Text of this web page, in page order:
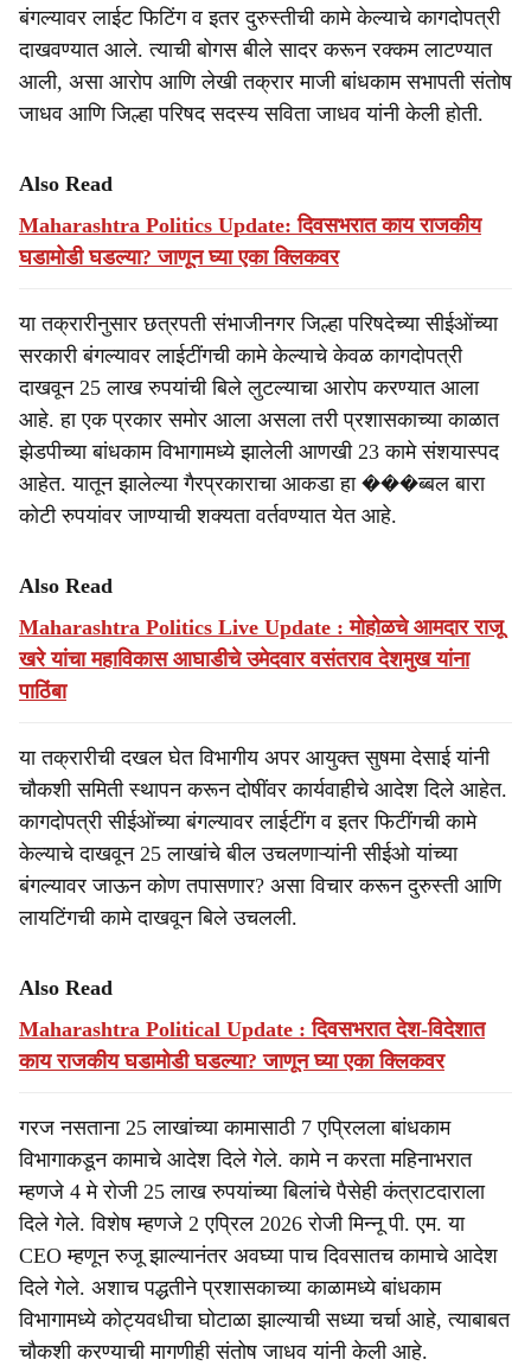
बंगल्यावर लाईट फिटिंग व इतर दुरुस्तीची कामे केल्याचे कागदोपत्री
दाखवण्यात आले. त्याची बोगस बीले सादर करून रक्कम लाटण्यात
आली, असा आरोप आणि लेखी तक्रार माजी बांधकाम सभापती संतोष
जाधव आणि जिल्हा परिषद सदस्य सविता जाधव यांनी केली होती.
Also Read
Maharashtra Politics Update: दिवसभरात काय राजकीय
घडामोडी घडल्या? जाणून घ्या एका क्लिकवर
या तक्रारीनुसार छत्रपती संभाजीनगर जिल्हा परिषदेच्या सीईओंच्या
सरकारी बंगल्यावर लाईटींगची कामे केल्याचे केवळ कागदोपत्री
दाखवून 25 लाख रुपयांची बिले लुटल्याचा आरोप करण्यात आला
आहे. हा एक प्रकार समोर आला असला तरी प्रशासकाच्या काळात
झेडपीच्या बांधकाम विभागामध्ये झालेली आणखी 23 कामे संशयास्पद
आहेत. यातून झालेल्या गैरप्रकाराचा आकडा हा ���ब्बल बारा
कोटी रुपयांवर जाण्याची शक्यता वर्तवण्यात येत आहे.
Also Read
Maharashtra Politics Live Update : मोहोळचे आमदार राजू
खरे यांचा महाविकास आघाडीचे उमेदवार वसंतराव देशमुख यांना
पाठिंबा
या तक्रारीची दखल घेत विभागीय अपर आयुक्त सुषमा देसाई यांनी
चौकशी समिती स्थापन करून दोषींवर कार्यवाहीचे आदेश दिले आहेत.
कागदोपत्री सीईओंच्या बंगल्यावर लाईटींग व इतर फिटींगची कामे
केल्याचे दाखवून 25 लाखांचे बील उचलणाऱ्यांनी सीईओ यांच्या
बंगल्यावर जाऊन कोण तपासणार? असा विचार करून दुरुस्ती आणि
लायटिंगची कामे दाखवून बिले उचलली.
Also Read
Maharashtra Political Update : दिवसभरात देश-विदेशात
काय राजकीय घडामोडी घडल्या? जाणून घ्या एका क्लिकवर
गरज नसताना 25 लाखांच्या कामासाठी 7 एप्रिलला बांधकाम
विभागाकडून कामाचे आदेश दिले गेले. कामे न करता महिनाभरात
म्हणजे 4 मे रोजी 25 लाख रुपयांच्या बिलांचे पैसेही कंत्राटदाराला
दिले गेले. विशेष म्हणजे 2 एप्रिल 2026 रोजी मिन्नू पी. एम. या
CEO म्हणून रुजू झाल्यानंतर अवघ्या पाच दिवसातच कामाचे आदेश
दिले गेले. अशाच पद्धतीने प्रशासकाच्या काळामध्ये बांधकाम
विभागामध्ये कोट्यवधीचा घोटाळा झाल्याची सध्या चर्चा आहे, त्याबाबत
चौकशी करण्याची मागणीही संतोष जाधव यांनी केली आहे.